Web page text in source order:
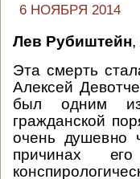
6 НОЯБРЯ 2014
Лев Рубиштейн,
Эта смерть
Алексей
был одним из
гражданской
очень душевно
причинах